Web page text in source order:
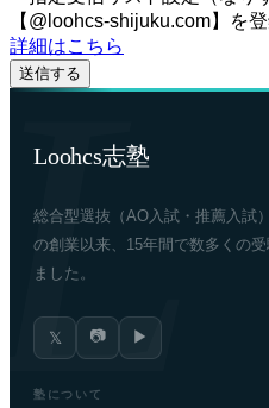
【@loohcs-shijuku.com】を
詳細はこちら
Loohcs志塾
総合型選抜（AO入試・推薦入試
の創業以来、15年間で数多くの
ました。
𝕏 📷 ▶
塾について